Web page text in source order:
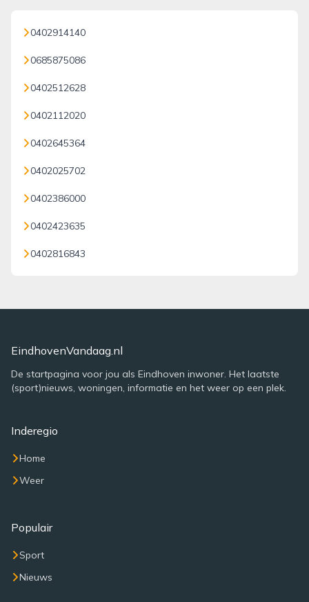
0402914140
0685875086
0402512628
0402112020
0402645364
0402025702
0402386000
0402423635
0402816843
EindhovenVandaag.nl
De startpagina voor jou als Eindhoven inwoner. Het laatste
(sport)nieuws, woningen, informatie en het weer op een plek.
Inderegio
Home
Weer
Populair
Sport
Nieuws